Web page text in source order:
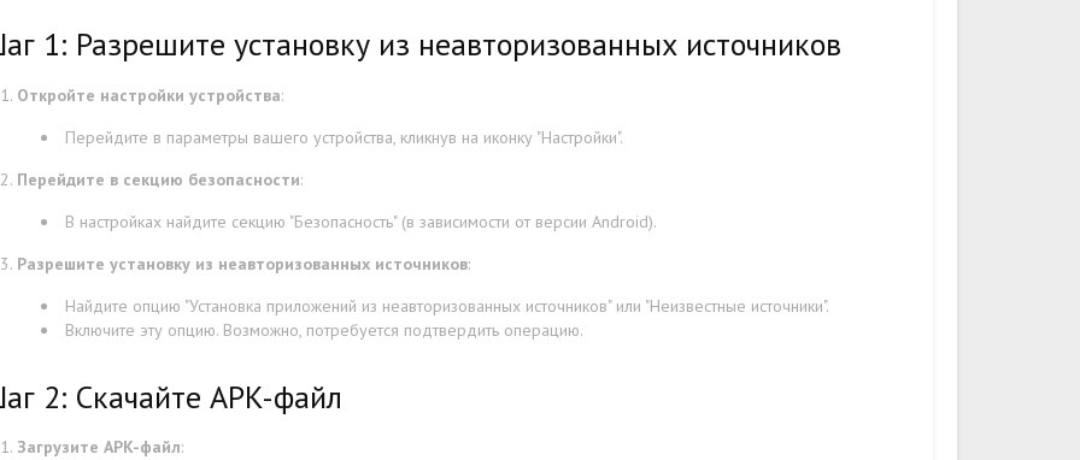
1: Разрешите установку из неавторизованных источников
Откройте настройки устройства:
Перейдите в параметры вашего устройства, кликнув на иконку "Настройки".
Перейдите в секцию безопасности:
В настройках найдите секцию "Безопасность" (в зависимости от версии Android).
Разрешите установку из неавторизованных источников:
Найдите опцию "Установка приложений из неавторизованных источников" или "Неизвестные источники".
Включите эту опцию. Возможно, потребуется подтвердить операцию.
2: Скачайте APK-файл
Загрузите APK-файл: